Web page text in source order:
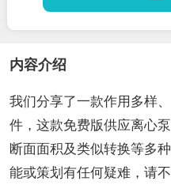
内容介绍
我们分享了一款作用多样
件，这款免费版供应离心
断面面积及类似转换等多
能或策划有任何疑难，请